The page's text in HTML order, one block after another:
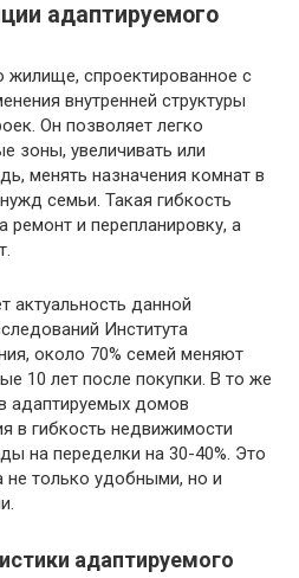
адаптируемого
спроектированное с
внутренней структуры
Он позволяет легко
зоны, увеличивать или
менять назначения комнат в
семьи. Такая гибкость
ремонт и перепланировку, а
актуальность данной
Института
около 70% семей меняют
10 лет после покупки. В то же
адаптируемых домов
в гибкость недвижимости
на переделки на 30-40%. Это
только удобными, но и
адаптируемого